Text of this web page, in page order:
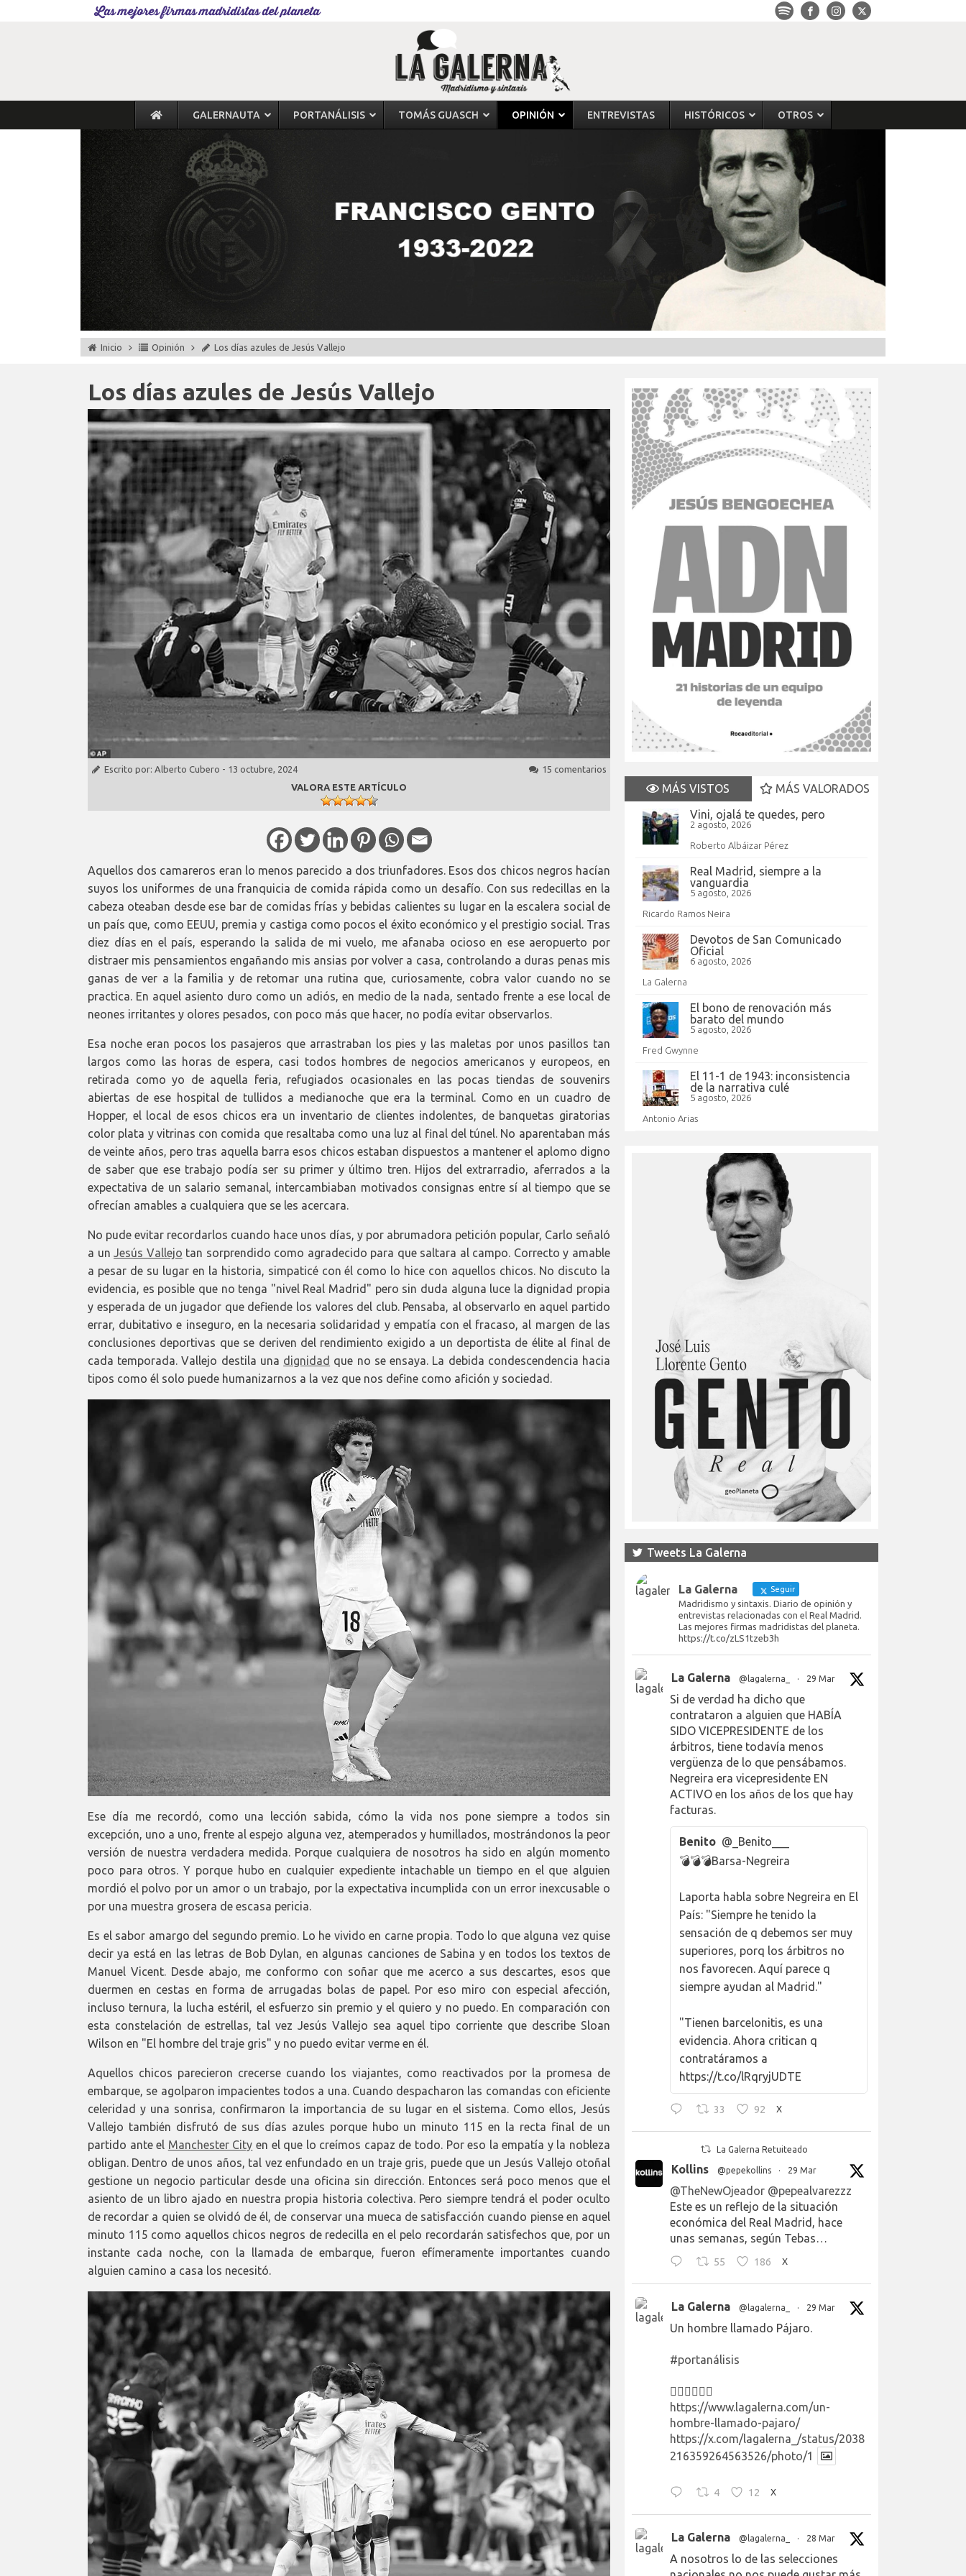
Las mejores firmas madridistas del planeta
GALERNAUTA PORTANÁLISIS TOMÁS GUASCH OPINIÓN ENTREVISTAS HISTÓRICOS OTROS
Inicio Opinión Los días azules de Jesús Vallejo
Los días azules de Jesús Vallejo
Escrito por: Alberto Cubero - 13 octubre, 2024
15 comentarios
VALORA ESTE ARTÍCULO
Aquellos dos camareros eran lo menos parecido a dos triunfadores. Esos dos chicos negros hacían
suyos los uniformes de una franquicia de comida rápida como un desafío. Con sus redecillas en la
cabeza oteaban desde ese bar de comidas frías y bebidas calientes su lugar en la escalera social de
un país que, como EEUU, premia y castiga como pocos el éxito económico y el prestigio social. Tras
diez días en el país, esperando la salida de mi vuelo, me afanaba ocioso en ese aeropuerto por
distraer mis pensamientos engañando mis ansias por volver a casa, controlando a duras penas mis
ganas de ver a la familia y de retomar una rutina que, curiosamente, cobra valor cuando no se
practica. En aquel asiento duro como un adiós, en medio de la nada, sentado frente a ese local de
neones irritantes y olores pesados, con poco más que hacer, no podía evitar observarlos.
Esa noche eran pocos los pasajeros que arrastraban los pies y las maletas por unos pasillos tan
largos como las horas de espera, casi todos hombres de negocios americanos y europeos, en
retirada como yo de aquella feria, refugiados ocasionales en las pocas tiendas de souvenirs
abiertas de ese hospital de tullidos a medianoche que era la terminal. Como en un cuadro de
Hopper, el local de esos chicos era un inventario de clientes indolentes, de banquetas giratorias
color plata y vitrinas con comida que resaltaba como una luz al final del túnel. No aparentaban más
de veinte años, pero tras aquella barra esos chicos estaban dispuestos a mantener el aplomo digno
de saber que ese trabajo podía ser su primer y último tren. Hijos del extrarradio, aferrados a la
expectativa de un salario semanal, intercambiaban motivados consignas entre sí al tiempo que se
ofrecían amables a cualquiera que se les acercara.
No pude evitar recordarlos cuando hace unos días, y por abrumadora petición popular, Carlo señaló
a unJesús Vallejo tan sorprendido como agradecido para que saltara al campo. Correcto y amable
a pesar de su lugar en la historia, simpaticé con él como lo hice con aquellos chicos. No discuto la
evidencia, es posible que no tenga "nivel Real Madrid" pero sin duda alguna luce la dignidad propia
y esperada de un jugador que defiende los valores del club. Pensaba, al observarlo en aquel partido
errar, dubitativo e inseguro, en la necesaria solidaridad y empatía con el fracaso, al margen de las
conclusiones deportivas que se deriven del rendimiento exigido a un deportista de élite al final de
cada temporada. Vallejo destila una dignidad que no se ensaya. La debida condescendencia hacia
tipos como él solo puede humanizarnos a la vez que nos define como afición y sociedad.
Ese día me recordó, como una lección sabida, cómo la vida nos pone siempre a todos sin
excepción, uno a uno, frente al espejo alguna vez, atemperados y humillados, mostrándonos la peor
versión de nuestra verdadera medida. Porque cualquiera de nosotros ha sido en algún momento
poco para otros. Y porque hubo en cualquier expediente intachable un tiempo en el que alguien
mordió el polvo por un amor o un trabajo, por la expectativa incumplida con un error inexcusable o
por una muestra grosera de escasa pericia.
Es el sabor amargo del segundo premio. Lo he vivido en carne propia. Todo lo que alguna vez quise
decir ya está en las letras de Bob Dylan, en algunas canciones de Sabina y en todos los textos de
Manuel Vicent. Desde abajo, me conformo con soñar que me acerco a sus descartes, esos que
duermen en cestas en forma de arrugadas bolas de papel. Por eso miro con especial afección,
incluso ternura, la lucha estéril, el esfuerzo sin premio y el quiero y no puedo. En comparación con
esta constelación de estrellas, tal vez Jesús Vallejo sea aquel tipo corriente que describe Sloan
Wilson en "El hombre del traje gris" y no puedo evitar verme en él.
Aquellos chicos parecieron crecerse cuando los viajantes, como reactivados por la promesa de
embarque, se agolparon impacientes todos a una. Cuando despacharon las comandas con eficiente
celeridad y una sonrisa, confirmaron la importancia de su lugar en el sistema. Como ellos, Jesús
Vallejo también disfrutó de sus días azules porque hubo un minuto 115 en la recta final de un
partido ante el Manchester City en el que lo creímos capaz de todo. Por eso la empatía y la nobleza
obligan. Dentro de unos años, tal vez enfundado en un traje gris, puede que un Jesús Vallejo otoñal
gestione un negocio particular desde una oficina sin dirección. Entonces será poco menos que el
asiento de un libro ajado en nuestra propia historia colectiva. Pero siempre tendrá el poder oculto
de recordar a quien se olvidó de él, de conservar una mueca de satisfacción cuando piense en aquel
minuto 115 como aquellos chicos negros de redecilla en el pelo recordarán satisfechos que, por un
instante cada noche, con la llamada de embarque, fueron efímeramente importantes cuando
alguien camino a casa los necesitó.
MÁS VISTOS
MÁS VALORADOS
Vini, ojalá te quedes, pero
2 agosto, 2026
Roberto Albáizar Pérez
Real Madrid, siempre a la
vanguardia
5 agosto, 2026
Ricardo Ramos Neira
Devotos de San Comunicado
Oficial
6 agosto, 2026
La Galerna
El bono de renovación más
barato del mundo
5 agosto, 2026
Fred Gwynne
El 11-1 de 1943: inconsistencia
de la narrativa culé
5 agosto, 2026
Antonio Arias
Tweets La Galerna
La Galerna Seguir
Madridismo y sintaxis. Diario de opinión y
entrevistas relacionadas con el Real Madrid.
Las mejores firmas madridistas del planeta.
https://t.co/zLS1tzeb3h
La Galerna @lagalerna_ · 29 Mar
Si de verdad ha dicho que
contrataron a alguien que HABÍA
SIDO VICEPRESIDENTE de los
árbitros, tiene todavía menos
vergüenza de lo que pensábamos.
Negreira era vicepresidente EN
ACTIVO en los años de los que hay
facturas.
Benito @_Benito___
💣💣💣Barsa-Negreira
Laporta habla sobre Negreira en El
País: "Siempre he tenido la
sensación de q debemos ser muy
superiores, porq los árbitros no
nos favorecen. Aquí parece q
siempre ayudan al Madrid."
"Tienen barcelonitis, es una
evidencia. Ahora critican q
contratáramos a
https://t.co/lRqryjUDTE
33 92 X
La Galerna Retuiteado
Kollins @pepekollins · 29 Mar
@TheNewOjeador @pepealvarezzz
Este es un reflejo de la situación
económica del Real Madrid, hace
unas semanas, según Tebas…
55 186 X
La Galerna @lagalerna_ · 29 Mar
Un hombre llamado Pájaro.
#portanálisis
👉🏻👉🏻👉🏻
https://www.lagalerna.com/un-
hombre-llamado-pajaro/
https://x.com/lagalerna_/status/2038
216359264563526/photo/1
4 12 X
La Galerna @lagalerna_ · 28 Mar
A nosotros lo de las selecciones